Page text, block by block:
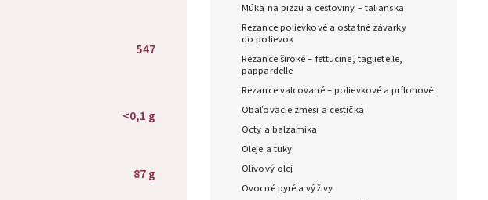
Múka na pizzu a cestoviny – talianska
Rezance polievkové a ostatné závarky
do polievok
Rezance široké – fettucine, taglietelle,
pappardelle
Rezance valcované – polievkové a prílohové
Obaľovacie zmesi a cestíčka
Octy a balzamika
Oleje a tuky
Olivový olej
Ovocné pyré a výživy
547
<0,1 g
87 g